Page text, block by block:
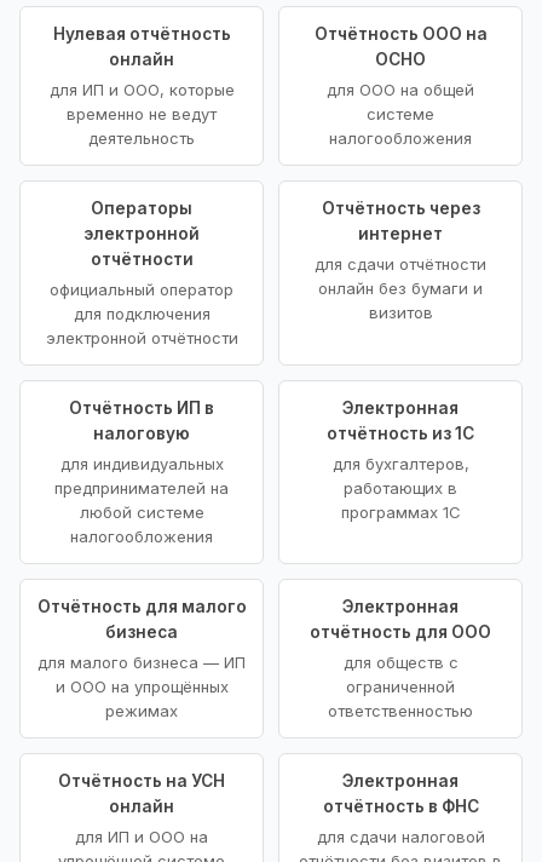
Нулевая отчётность
онлайн
для ИП и ООО, которые
временно не ведут
деятельность
Отчётность ООО на
ОСНО
для ООО на общей
системе
налогообложения
Операторы
электронной
отчётности
официальный оператор
для подключения
электронной отчётности
Отчётность через
интернет
для сдачи отчётности
онлайн без бумаги и
визитов
Отчётность ИП в
налоговую
для индивидуальных
предпринимателей на
любой системе
налогообложения
Электронная
отчётность из 1С
для бухгалтеров,
работающих в
программах 1С
Отчётность для малого
бизнеса
для малого бизнеса — ИП
и ООО на упрощённых
режимах
Электронная
отчётность для ООО
для обществ с
ограниченной
ответственностью
Отчётность на УСН
онлайн
для ИП и ООО на
Электронная
отчётность в ФНС
для сдачи налоговой